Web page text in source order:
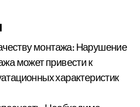
монтажа: Нарушение
может привести к
характеристик